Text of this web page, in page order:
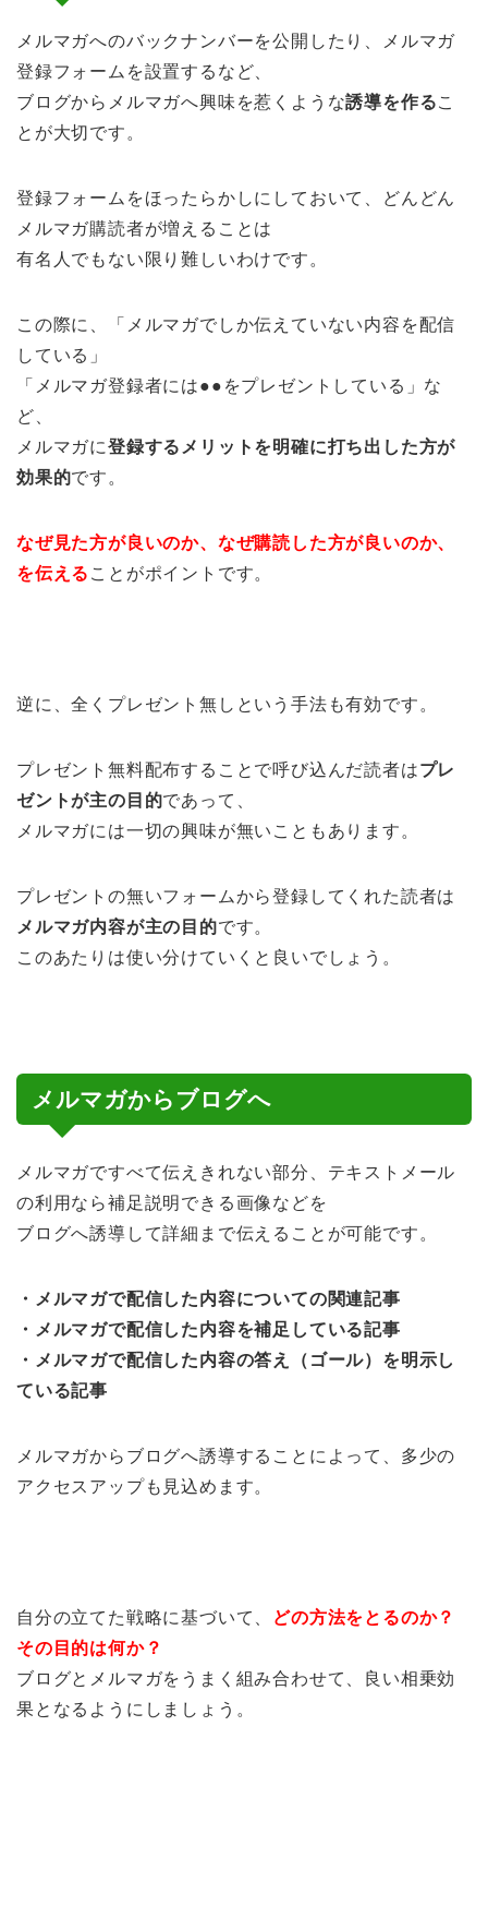
メルマガへのバックナンバーを公開したり、メルマガ
登録フォームを設置するなど、
ブログからメルマガへ興味を惹くような誘導を作るこ
とが大切です。
登録フォームをほったらかしにしておいて、どんどん
メルマガ購読者が増えることは
有名人でもない限り難しいわけです。
この際に、「メルマガでしか伝えていない内容を配信
している」
「メルマガ登録者には●●をプレゼントしている」な
ど、
メルマガに登録するメリットを明確に打ち出した方が
効果的です。
なぜ見た方が良いのか、なぜ購読した方が良いのか、
を伝える ことがポイントです。
逆に、全くプレゼント無しという手法も有効です。
プレゼント無料配布することで呼び込んだ読者はプレ
ゼントが主の目的であって、
メルマガには一切の興味が無いこともあります。
プレゼントの無いフォームから登録してくれた読者は
メルマガ内容が主の目的です。
このあたりは使い分けていくと良いでしょう。
メルマガからブログへ
メルマガですべて伝えきれない部分、テキストメール
の利用なら補足説明できる画像などを
ブログへ誘導して詳細まで伝えることが可能です。
・メルマガで配信した内容についての関連記事
・メルマガで配信した内容を補足している記事
・メルマガで配信した内容の答え（ゴール）を明示し
ている記事
メルマガからブログへ誘導することによって、多少の
アクセスアップも見込めます。
自分の立てた戦略に基づいて、
どの方法をとるのか？
その目的は何か？
ブログとメルマガをうまく組み合わせて、良い相乗効
果となるようにしましょう。